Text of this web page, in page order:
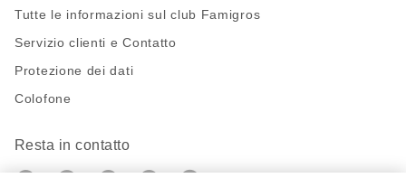
Tutte le informazioni sul club Famigros
Servizio clienti e Contatto
Protezione dei dati
Colofone
Resta in contatto